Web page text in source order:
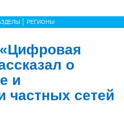
РЕГИОНЫ
о
и
частных сетей